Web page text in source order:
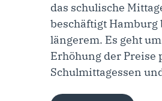
das schulische
beschäftigt Hamburg
längerem. Es geht
Erhöhung der Preise
Schulmittagessen